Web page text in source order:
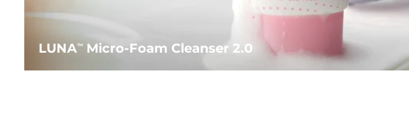
LUNATMMicro-Foam Cleanser 2.0